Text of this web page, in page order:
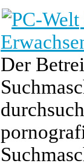
Der